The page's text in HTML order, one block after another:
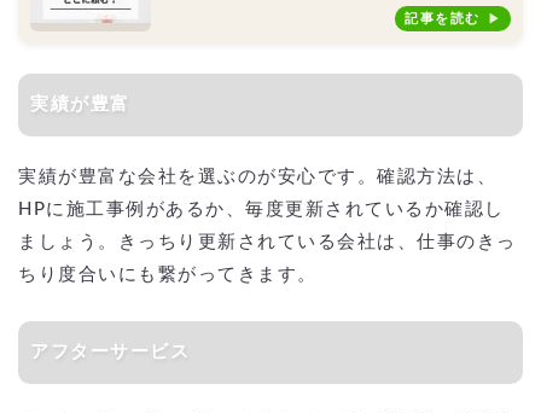
記事を読む
実績が豊富
実績が豊富な会社を選ぶのが安心です。確認方法は、
HPに施工事例があるか、毎度更新されているか確認し
ましょう。きっちり更新されている会社は、仕事のきっ
ちり度合いにも繋がってきます。
アフターサービス